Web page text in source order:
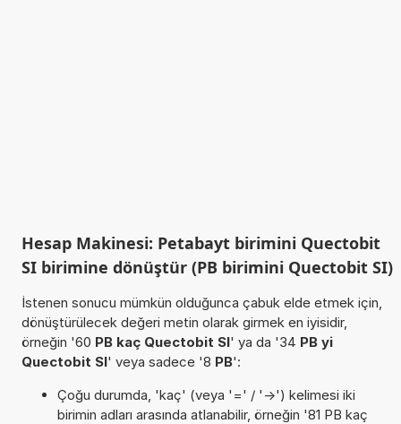
Hesap Makinesi: Petabayt birimini Quectobit
SI birimine dönüştür (PB birimini Quectobit SI)
İstenen sonucu mümkün olduğunca çabuk elde etmek için,
dönüştürülecek değeri metin olarak girmek en iyisidir,
örneğin '60 PB kaç Quectobit SI' ya da '34 PB yi
Quectobit SI' veya sadece '8 PB':
Çoğu durumda, 'kaç' (veya '=' / '->') kelimesi iki
birimin adları arasında atlanabilir, örneğin '81 PB kaç